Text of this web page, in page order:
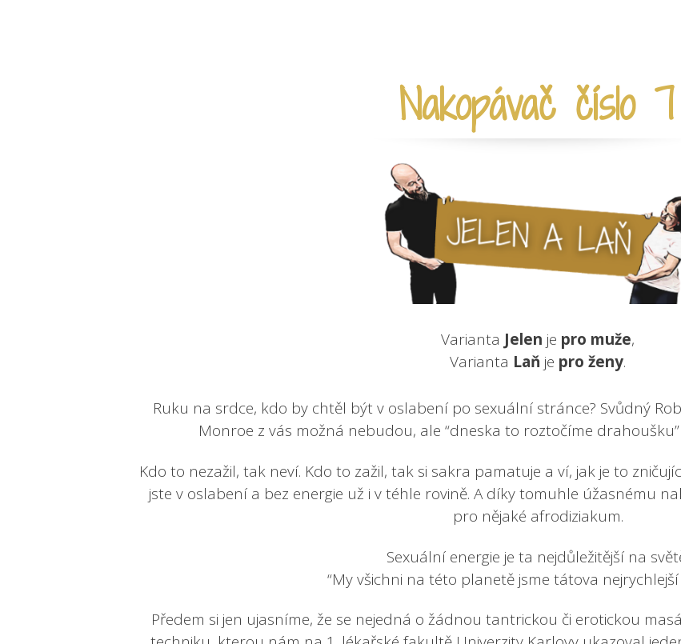
Nakopávač číslo 7
Varianta Jelen je pro muže,
Varianta Laň je pro ženy.
Ruku na srdce, kdo by chtěl být v oslabení po sexuální stránce? Svůdný
Monroe z vás možná nebudou, ale “dneska to roztočíme
Kdo to nezažil, tak neví. Kdo to zažil, tak si sakra pamatuje a ví, jak je to
jste v oslabení a bez energie už i v téhle rovině. A díky tomuhle úžasnému
pro nějaké afrodiziakum.
Sexuální energie je ta nejdůležitější na
“My všichni na této planetě jsme tátova nejrychlejší
Předem si jen ujasníme, že se nejedná o žádnou tantrickou či erotickou